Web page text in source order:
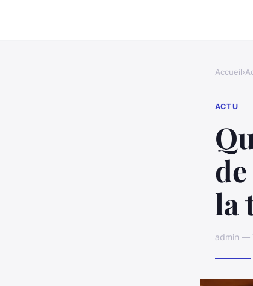
Accueil›
ACTU
la
admin —